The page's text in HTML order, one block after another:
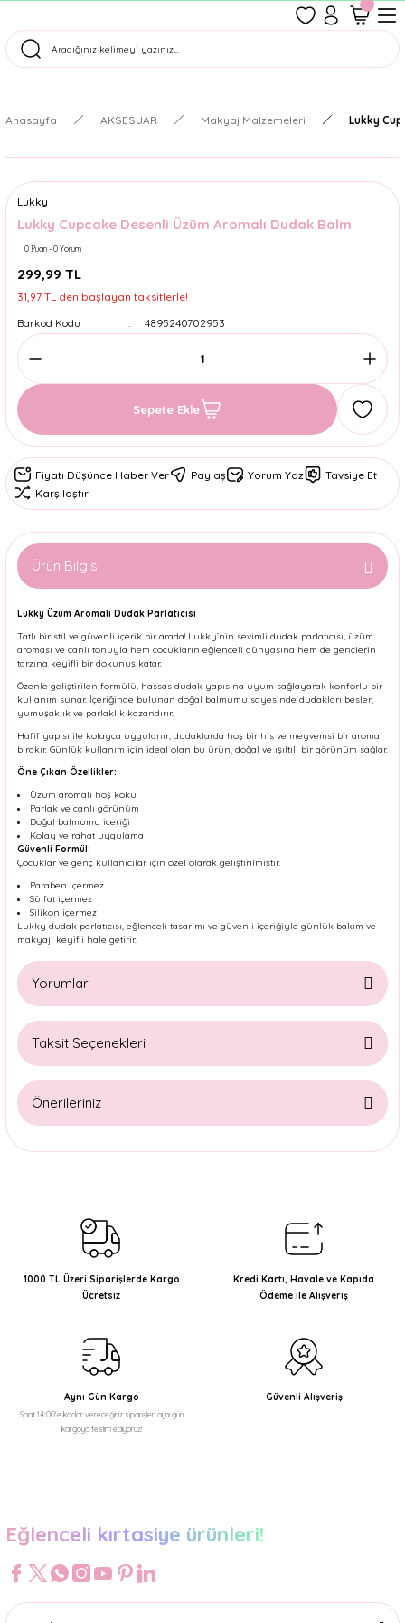
Tüm Siparişler Aynı Gün Kargoda!
Anasayfa AKSESUAR Makyaj Malzemeleri Lukky
Lukky
Lukky Cupcake Desenli Üzüm Aromalı Dudak Balm
0 Puan - 0 Yorum
299,99 TL
31,97 TL den başlayan taksitlerle!
Barkod Kodu
4895240702953
Sepete Ekle
Fiyatı Düşünce Haber Ver Paylaş Yorum Yaz
Tavsiye Et
Karşılaştır
Ürün Bilgisi
Lukky Üzüm Aromalı Dudak Parlatıcısı
Tatlı bir stil ve güvenli içerik bir arada! Lukky’nin sevimli dudak parlatıcısı, üzüm
aroması ve canlı tonuyla hem çocukların eğlenceli dünyasına hem de gençlerin
tarzına keyifli bir dokunuş katar.
Özenle geliştirilen formülü, hassas dudak yapısına uyum sağlayarak konforlu bir
kullanım sunar. İçeriğinde bulunan doğal balmumu sayesinde dudakları besler,
yumuşaklık ve parlaklık kazandırır.
Hafif yapısı ile kolayca uygulanır, dudaklarda hoş bir his ve meyvemsi bir aroma
bırakır. Günlük kullanım için ideal olan bu ürün, doğal ve ışıltılı bir görünüm sağlar.
Öne Çıkan Özellikler:
Üzüm aromalı hoş koku
Parlak ve canlı görünüm
Doğal balmumu içeriği
Kolay ve rahat uygulama
Güvenli Formül:
Çocuklar ve genç kullanıcılar için özel olarak geliştirilmiştir.
Paraben içermez
Sülfat içermez
Silikon içermez
Lukky dudak parlatıcısı, eğlenceli tasarımı ve güvenli içeriğiyle günlük bakım ve
makyajı keyifli hale getirir.
Yorumlar
Taksit Seçenekleri
Önerileriniz
Bu ürünün fiyat bilgisi, resim, ürün açıklamalarında ve diğer
Ürün resmi kalitesiz, bozuk veya görüntülenemiyor.
Ürün açıklamasında eksik bilgiler bulunuyor.
Ürün bilgilerinde hatalar bulunuyor.
Bu ürüne benzer farklı alternatifler olmalı.
1000 TL Üzeri Siparişlerde Kargo
Ücretsiz
Kredi Kartı, Havale ve Kapıda
Ödeme ile Alışveriş
Aynı Gün Kargo
Saat 14:00'e kadar vereceğiniz siparişleri aynı gün
kargoya teslim ediyoruz!
Güvenli Alışveriş
Eğlenceli kırtasiye ürünleri!